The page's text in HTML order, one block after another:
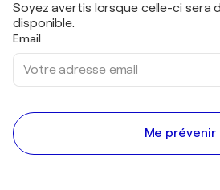
Soyez avertis lorsque celle-ci sera
disponible.
Email
Me prévenir